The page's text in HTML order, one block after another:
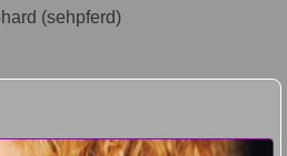
(sehpferd)